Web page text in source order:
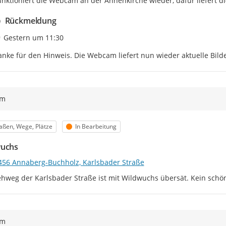
Rückmeldung
Zeitpunkt des Erstellens
Gestern um 11:30
für den Hinweis. Die Webcam liefert nun wieder aktuelle
Wege, Plätze Status
In Bearbeitung
Annaberg-Buchholz, Karlsbader Straße
der Karlsbader Straße ist mit Wildwuchs übersät. Kein